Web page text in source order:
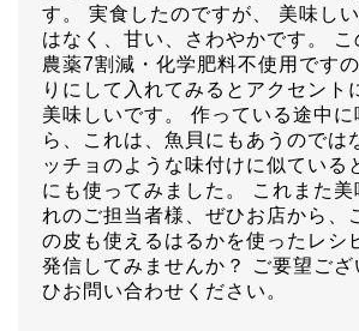
す。 実食したのですが、 美味し
はなく、甘い、さわやかです。 こ
農薬7割減・化学肥料不使用です
りにして入れてみるとアクセント
美味しいです。 作っている途中に
ら、これは、魚貝にもあうのでは
ッチョのような味付けに似ている
にも使ってみました。 これまた美
れのご担当者様、ぜひお店から、
の皮も使えるはるかを使ったレシ
発信してみませんか？ ご要望ご
ひお問い合わせください。